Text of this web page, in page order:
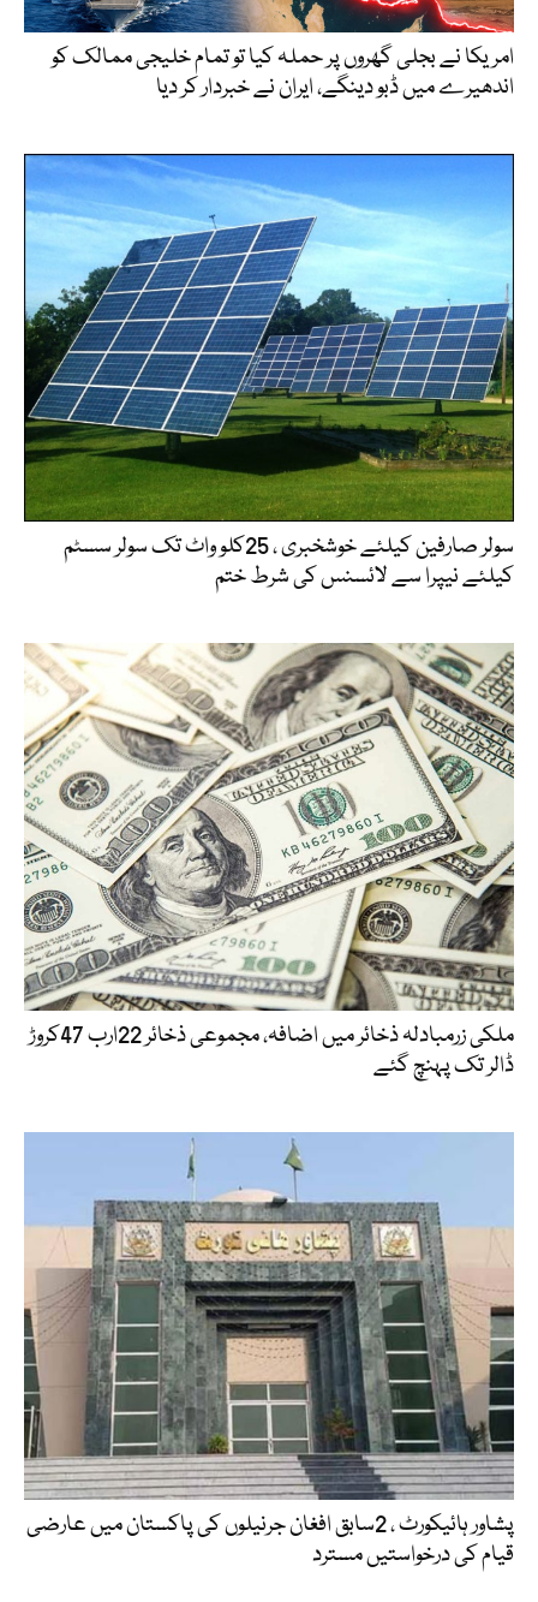
امریکا نے بجلی گھروں پر حملہ کیا تو تمام خلیجی ممالک کو
اندھیرے میں ڈبو دینگے، ایران نے خبردار کر دیا
سولر صارفین کیلئے خوشخبری ، 25کلو واٹ تک سولر سسٹم
کیلئے نیپرا سے لائسنس کی شرط ختم
ملکی زرمبادلہ ذخائر میں اضافہ، مجموعی ذخائر 22ارب 47کروڑ
ڈالر تک پہنچ گئے
پشاور ہائیکورٹ ، 2سابق افغان جرنیلوں کی پاکستان میں عارضی
قیام کی درخواستیں مسترد